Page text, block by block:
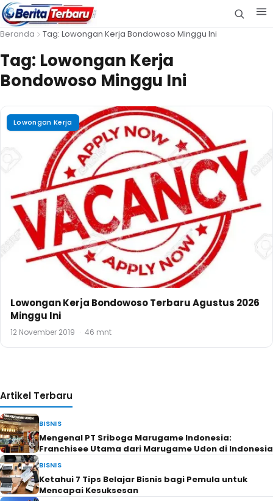
Beranda Tag: Lowongan Kerja Bondowoso Minggu Ini
Tag: Lowongan Kerja
Bondowoso Minggu Ini
Lowongan Kerja
Lowongan Kerja Bondowoso Terbaru Agustus 2026
Minggu Ini
12 November 2019 · 46 mnt
Artikel Terbaru
BISNIS
Mengenal PT Sriboga Marugame Indonesia:
Franchisee Utama dari Marugame Udon di Indonesia
BISNIS
Ketahui 7 Tips Belajar Bisnis bagi Pemula untuk
Mencapai Kesuksesan